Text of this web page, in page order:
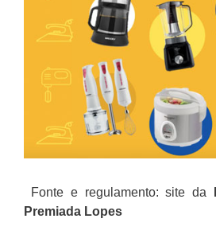
Fonte e regulamento: site da
Premiada Lopes